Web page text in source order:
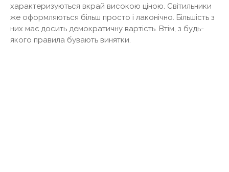
характеризуються вкрай високою ціною. Світильники
же оформляються більш просто і лаконічно. Більшість з
них має досить демократичну вартість. Втім, з будь-
якого правила бувають винятки.